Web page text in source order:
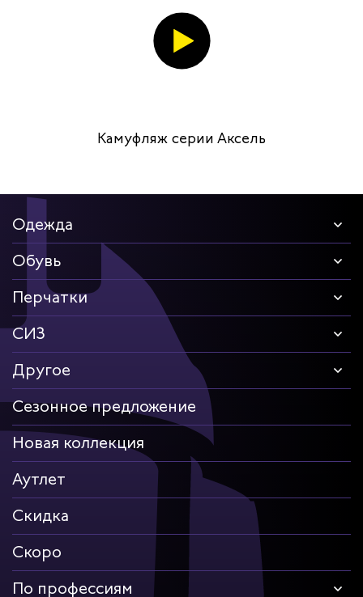
Камуфляж серии Аксель
Одежда
Обувь
Перчатки
СИЗ
Другое
Сезонное предложение
Новая коллекция
Аутлет
Скидка
Скоро
По профессиям